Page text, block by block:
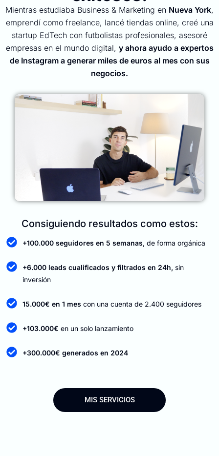
Mientras estudiaba Business & Marketing en Nueva York,
emprendí como freelance, lancé tiendas online, creé una
startup EdTech con futbolistas profesionales, asesoré
empresas en el mundo digital, y ahora ayudo a expertos
de Instagram a generar miles de euros al mes con sus
negocios.
Consiguiendo resultados como estos:
+100.000 seguidores en 5 semanas, de forma orgánica
+6.000 leads cualificados y filtrados en 24h, sin
inversión
15.000€ en 1 mes con una cuenta de 2.400 seguidores
+103.000€ en un solo lanzamiento
+300.000€ generados en 2024
MIS SERVICIOS